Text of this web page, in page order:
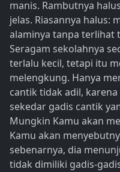
manis. Rambutnya
jelas. Riasannya halus:
alaminya tanpa terlihat
Seragam sekolahnya
terlalu kecil, tetapi itu
melengkung. Hanya
cantik tidak adil,
sekedar gadis cantik
Mungkin Kamu akan
Kamu akan
sebenarnya, dia
tidak dimiliki gadis-